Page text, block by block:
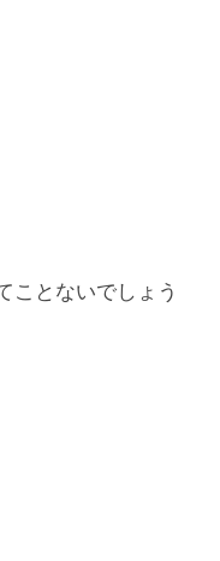
とないでしょう